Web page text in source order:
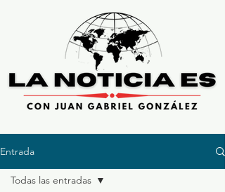
Entrada
Todas las entradas